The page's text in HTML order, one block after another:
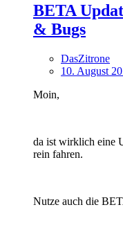
BETA
& Bugs
DasZitrone
10. August
Moin,
da ist wirklich eine
rein fahren.
Nutze auch die